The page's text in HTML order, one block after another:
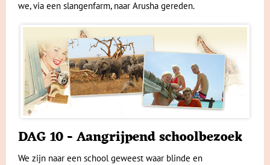
we, via een slangenfarm, naar Arusha gereden.
DAG 10 - Aangrijpend schoolbezoek
We zijn naar een school geweest waar blinde en